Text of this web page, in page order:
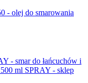
olej do smarowania